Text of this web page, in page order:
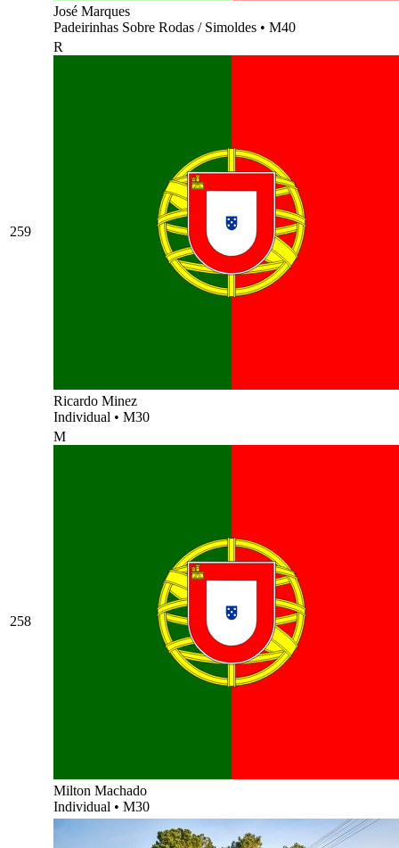
José Marques
Padeirinhas Sobre Rodas / Simoldes • M40
259
R
Ricardo Minez
Individual • M30
258
M
Milton Machado
Individual • M30